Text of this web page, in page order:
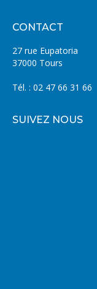
CONTACT
27 rue Eupatoria
37000 Tours
Tél. : 02 47 66 31 66
SUIVEZ NOUS